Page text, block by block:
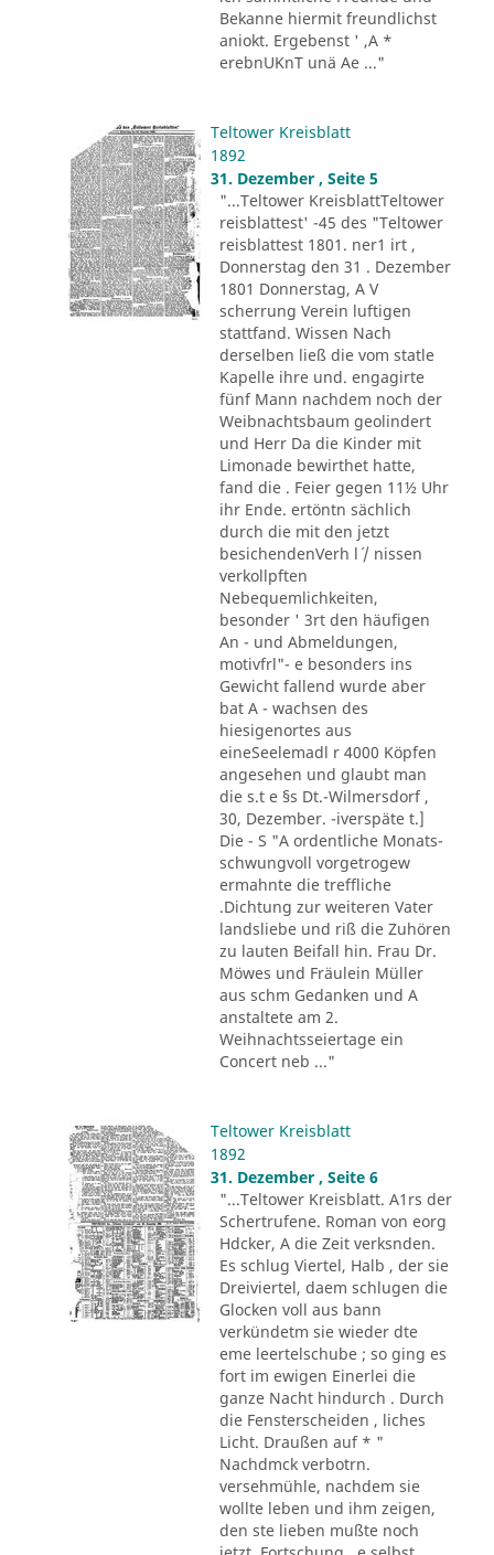
Bekanne hiermit freundlichst
aniokt. Ergebenst ' ,A *
erebnUKnT unä Ae ..."
Teltower Kreisblatt
1892
31. Dezember , Seite 5
"...Teltower KreisblattTeltower
reisblattest' -45 des "Teltower
reisblattest 1801. ner1 irt ,
Donnerstag den 31 . Dezember
1801 Donnerstag, A V
scherrung Verein luftigen
stattfand. Wissen Nach
derselben ließ die vom statle
Kapelle ihre und. engagirte
fünf Mann nachdem noch der
Weibnachtsbaum geolindert
und Herr Da die Kinder mit
Limonade bewirthet hatte,
fand die . Feier gegen 11½ Uhr
ihr Ende. ertöntn sächlich
durch die mit den jetzt
besichendenVerh l´ / nissen
verkollpften
Nebequemlichkeiten,
besonder ' 3rt den häufigen
An - und Abmeldungen,
motivfrl"- e besonders ins
Gewicht fallend wurde aber
bat A - wachsen des
hiesigenortes aus
eineSeelemadl r 4000 Köpfen
angesehen und glaubt man
die s.t e §s Dt.-Wilmersdorf ,
30, Dezember. -iverspäte t.]
Die - S "A ordentliche Monats-
schwungvoll vorgetrogew
ermahnte die treffliche
.Dichtung zur weiteren Vater
landsliebe und riß die Zuhören
zu lauten Beifall hin. Frau Dr.
Möwes und Fräulein Müller
aus schm Gedanken und A
anstaltete am 2.
Weihnachtsseiertage ein
Concert neb ..."
Teltower Kreisblatt
1892
31. Dezember , Seite 6
"...Teltower Kreisblatt. A1rs der
Schertrufene. Roman von eorg
Hdcker, A die Zeit verksnden.
Es schlug Viertel, Halb , der sie
Dreiviertel, daem schlugen die
Glocken voll aus bann
verkündetm sie wieder dte
eme leertelschube ; so ging es
fort im ewigen Einerlei die
ganze Nacht hindurch . Durch
die Fensterscheiden , liches
Licht. Draußen auf * "
Nachdmck verbotrn.
versehmühle, nachdem sie
wollte leben und ihm zeigen,
den ste lieben mußte noch